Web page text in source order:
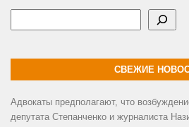
СВЕЖИЕ
Адвокаты предполагают, что
депутата Степанченко и журналиста